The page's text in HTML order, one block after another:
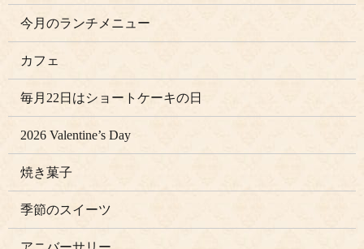
今月のランチメニュー
カフェ
毎月22日はショートケーキの日
2026 Valentine’s Day
焼き菓子
季節のスイーツ